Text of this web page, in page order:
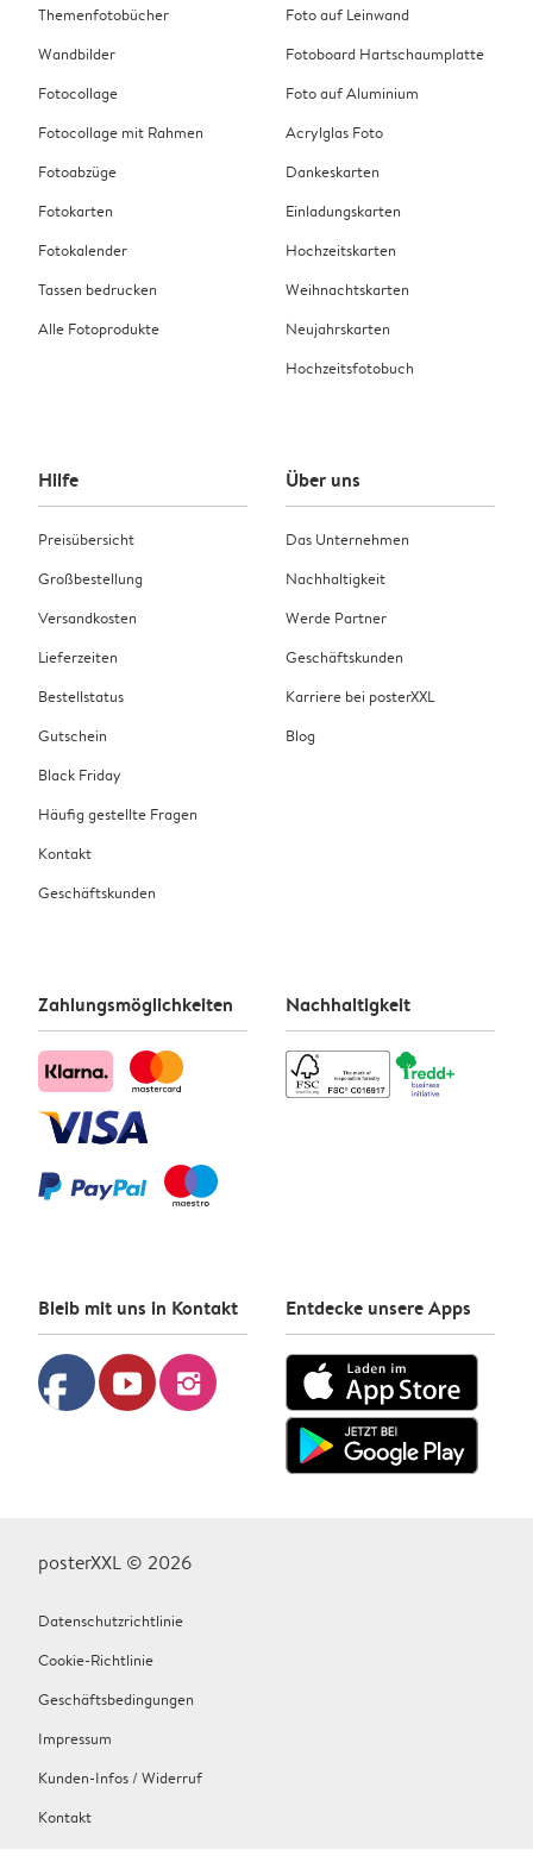
Themenfotobücher
Wandbilder
Fotocollage
Fotocollage mit Rahmen
Fotoabzüge
Fotokarten
Fotokalender
Tassen bedrucken
Alle Fotoprodukte
Foto auf Leinwand
Fotoboard Hartschaumplatte
Foto auf Aluminium
Acrylglas Foto
Dankeskarten
Einladungskarten
Hochzeitskarten
Weihnachtskarten
Neujahrskarten
Hochzeitsfotobuch
Hilfe
Preisübersicht
Großbestellung
Versandkosten
Lieferzeiten
Bestellstatus
Gutschein
Black Friday
Häufig gestellte Fragen
Kontakt
Geschäftskunden
Über uns
Das Unternehmen
Nachhaltigkeit
Werde Partner
Geschäftskunden
Karriere bei posterXXL
Blog
Zahlungsmöglichkeiten Nachhaltigkeit
Bleib mit uns in Kontakt
facebook youtube instagram
Entdecke unsere Apps
posterXXL © 2026
Datenschutzrichtlinie
Cookie-Richtlinie
Geschäftsbedingungen
Impressum
Kunden-Infos / Widerruf
Kontakt